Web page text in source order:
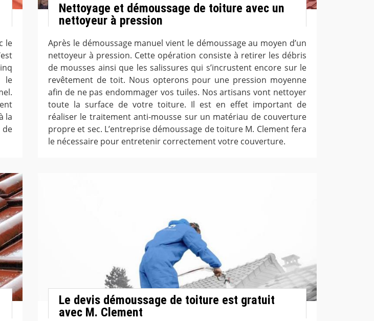
le
le
la
Nettoyage et démoussage de toiture avec un
nettoyeur à pression
Après le démoussage manuel vient le démoussage au moyen d’un
nettoyeur à pression. Cette opération consiste à retirer les débris
de mousses ainsi que les salissures qui s’incrustent encore sur le
revêtement de toit. Nous opterons pour une pression moyenne
afin de ne pas endommager vos tuiles. Nos artisans vont nettoyer
toute la surface de votre toiture. Il est en effet important de
réaliser le traitement anti-mousse sur un matériau de couverture
propre et sec. L’entreprise démoussage de toiture M. Clement fera
le nécessaire pour entretenir correctement votre couverture.
Le devis démoussage de toiture est gratuit
avec M. Clement